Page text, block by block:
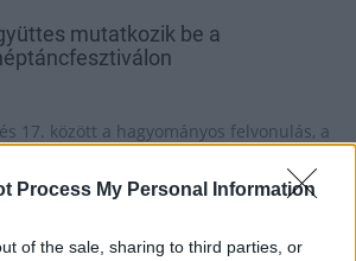
Process My Personal Information
of the sale, sharing to third parties, or
mutatkozik be a
17. között a hagyományos felvonulás, a
a XXII. Királyi Napok